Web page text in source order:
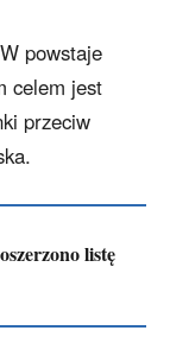
powstaje
celem jest
przeciw
listę